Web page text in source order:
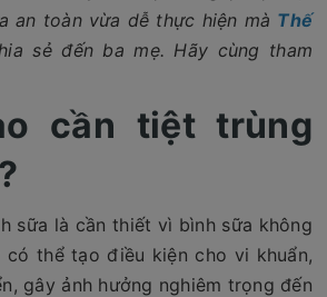
an toàn vừa dễ thực hiện mà Thế
sẻ đến ba mẹ. Hãy cùng tham
cần tiệt trùng
sữa là cần thiết vì bình sữa không
có thể tạo điều kiện cho vi khuẩn,
gây ảnh hưởng nghiêm trọng đến